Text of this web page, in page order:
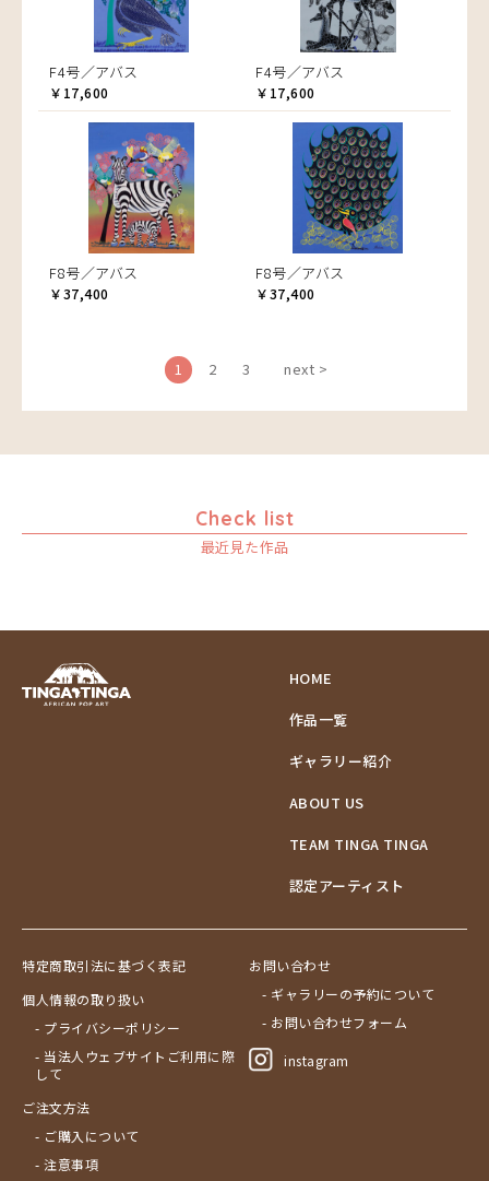
F4号／アバス
￥17,600
F4号／アバス
￥17,600
F8号／アバス
￥37,400
F8号／アバス
￥37,400
1 2 3 next >
Check list
最近見た作品
HOME
作品一覧
ギャラリー紹介
ABOUT US
TEAM TINGA TINGA
認定アーティスト
特定商取引法に基づく表記
個人情報の取り扱い
- プライバシーポリシー
- 当法人ウェブサイトご利用に際
して
ご注文方法
- ご購入について
- 注意事項
お問い合わせ
- ギャラリーの予約について
- お問い合わせフォーム
instagram